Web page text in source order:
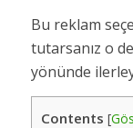
Bu reklam
tutarsanız o
yönünde
Contents [